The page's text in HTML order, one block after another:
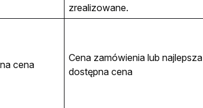
zrealizowane.
cena
Cena zamówienia lub najlepsza
dostępna cena